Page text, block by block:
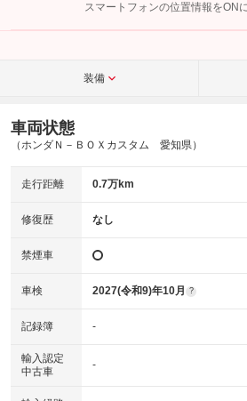
こちら
スマートフォンの位置情報をON
装備
車両状態
（ホンダＮ－ＢＯＸカスタム 愛知県）
走行距離 0.7万km
修復歴 なし
禁煙車
車検 2027(令和9)年10月 ?
記録簿 -
輸入認定
中古車
-